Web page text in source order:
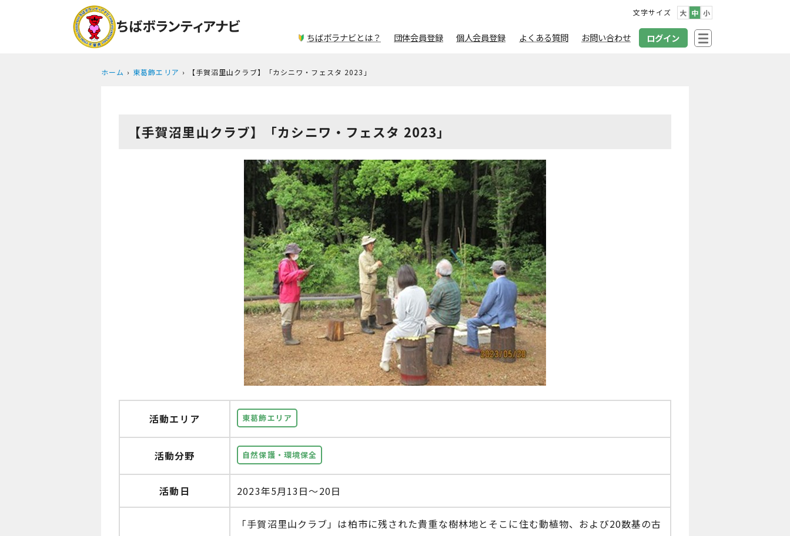
文字サイズ 大 中 小
ちばボラナビとは？ 団体会員登録 個人会員登録 よくある質問 お問い合わせ ログイン
ホーム 東葛飾エリア 【手賀沼里山クラブ】「カシニワ・フェスタ 2023」
【手賀沼里山クラブ】「カシニワ・フェスタ 2023」
活動エリア 東葛飾エリア
活動分野 自然保護・環境保全
活動日 2023年5月13日～20日
「手賀沼里山クラブ」は柏市に残された貴重な樹林地とそこに住む動植物、および20数基の古